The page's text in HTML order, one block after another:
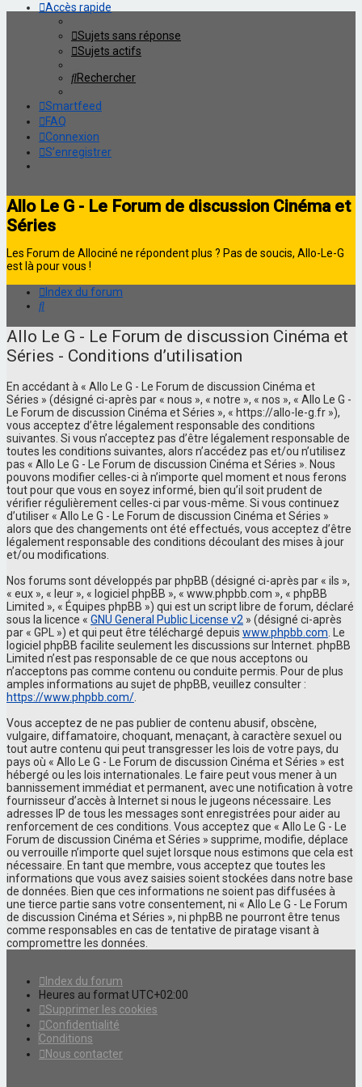
Accès rapide
Sujets sans réponse
Sujets actifs
Rechercher
Smartfeed
FAQ
Connexion
S’enregistrer
Allo Le G - Le Forum de discussion Cinéma et
Séries
Les Forum de Allociné ne répondent plus ? Pas de soucis, Allo-Le-G
est là pour vous !
Index du forum
Rechercher
Allo Le G - Le Forum de discussion Cinéma et
Séries - Conditions d’utilisation
En accédant à « Allo Le G - Le Forum de discussion Cinéma et
Séries » (désigné ci-après par « nous », « notre », « nos », « Allo Le G -
Le Forum de discussion Cinéma et Séries », « https://allo-le-g.fr »),
vous acceptez d’être légalement responsable des conditions
suivantes. Si vous n’acceptez pas d’être légalement responsable de
toutes les conditions suivantes, alors n’accédez pas et/ou n’utilisez
pas « Allo Le G - Le Forum de discussion Cinéma et Séries ». Nous
pouvons modifier celles-ci à n’importe quel moment et nous ferons
tout pour que vous en soyez informé, bien qu’il soit prudent de
vérifier régulièrement celles-ci par vous-même. Si vous continuez
d’utiliser « Allo Le G - Le Forum de discussion Cinéma et Séries »
alors que des changements ont été effectués, vous acceptez d’être
légalement responsable des conditions découlant des mises à jour
et/ou modifications.
Nos forums sont développés par phpBB (désigné ci-après par « ils »,
« eux », « leur », « logiciel phpBB », « www.phpbb.com », « phpBB
Limited », « Équipes phpBB ») qui est un script libre de forum, déclaré
sous la licence « GNU General Public License v2 » (désigné ci-après
par « GPL ») et qui peut être téléchargé depuis www.phpbb.com . Le
logiciel phpBB facilite seulement les discussions sur Internet. phpBB
Limited n’est pas responsable de ce que nous acceptons ou
n’acceptons pas comme contenu ou conduite permis. Pour de plus
amples informations au sujet de phpBB, veuillez consulter :
https://www.phpbb.com/
Vous acceptez de ne pas publier de contenu abusif, obscène,
vulgaire, diffamatoire, choquant, menaçant, à caractère sexuel ou
tout autre contenu qui peut transgresser les lois de votre pays, du
pays où « Allo Le G - Le Forum de discussion Cinéma et Séries » est
hébergé ou les lois internationales. Le faire peut vous mener à un
bannissement immédiat et permanent, avec une notification à votre
fournisseur d’accès à Internet si nous le jugeons nécessaire. Les
adresses IP de tous les messages sont enregistrées pour aider au
renforcement de ces conditions. Vous acceptez que « Allo Le G - Le
Forum de discussion Cinéma et Séries » supprime, modifie, déplace
ou verrouille n’importe quel sujet lorsque nous estimons que cela est
nécessaire. En tant que membre, vous acceptez que toutes les
informations que vous avez saisies soient stockées dans notre base
de données. Bien que ces informations ne soient pas diffusées à
une tierce partie sans votre consentement, ni « Allo Le G - Le Forum
de discussion Cinéma et Séries », ni phpBB ne pourront être tenus
comme responsables en cas de tentative de piratage visant à
compromettre les données.
Index du forum
Heures au format UTC+02:00
Supprimer les cookies
Confidentialité
Conditions
Nous contacter